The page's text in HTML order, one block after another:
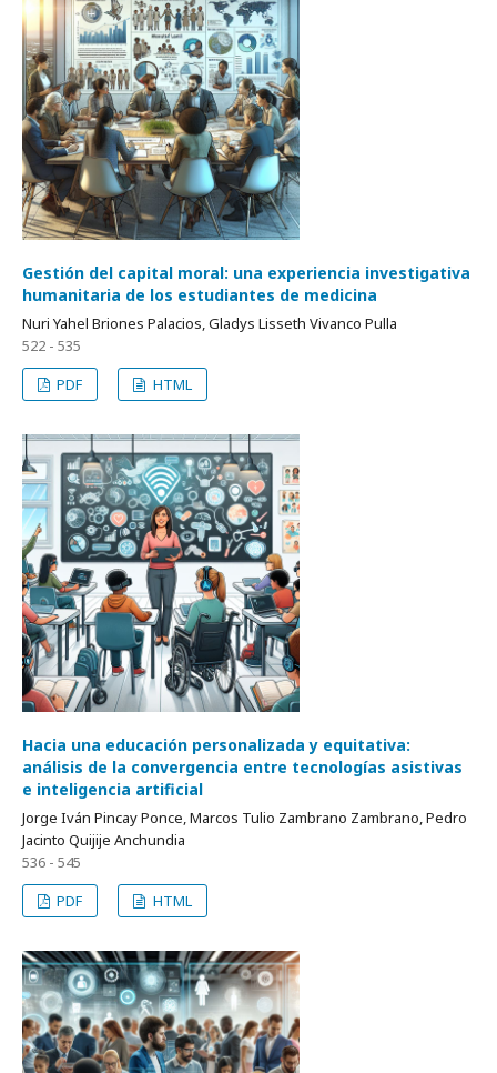
Gestión del capital moral: una experiencia investigativa
humanitaria de los estudiantes de medicina
Nuri Yahel Briones Palacios, Gladys Lisseth Vivanco Pulla
522 - 535
PDF
HTML
Hacia una educación personalizada y equitativa:
análisis de la convergencia entre tecnologías asistivas
e inteligencia artificial
Jorge Iván Pincay Ponce, Marcos Tulio Zambrano Zambrano, Pedro
Jacinto Quijije Anchundia
536 - 545
PDF
HTML